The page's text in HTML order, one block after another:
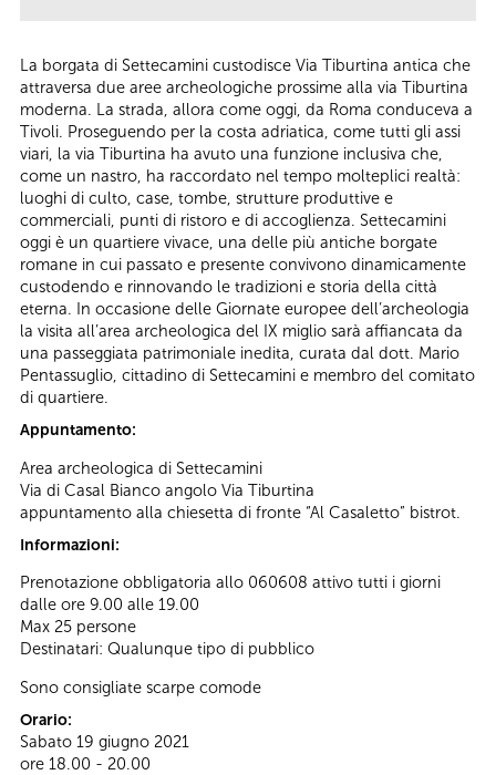
La borgata di Settecamini custodisce Via Tiburtina antica che
attraversa due aree archeologiche prossime alla via Tiburtina
moderna. La strada, allora come oggi, da Roma conduceva a
Tivoli. Proseguendo per la costa adriatica, come tutti gli assi
viari, la via Tiburtina ha avuto una funzione inclusiva che,
come un nastro, ha raccordato nel tempo molteplici realtà:
luoghi di culto, case, tombe, strutture produttive e
commerciali, punti di ristoro e di accoglienza. Settecamini
oggi è un quartiere vivace, una delle più antiche borgate
romane in cui passato e presente convivono dinamicamente
custodendo e rinnovando le tradizioni e storia della città
eterna. In occasione delle Giornate europee dell’archeologia
la visita all’area archeologica del IX miglio sarà affiancata da
una passeggiata patrimoniale inedita, curata dal dott. Mario
Pentassuglio, cittadino di Settecamini e membro del comitato
di quartiere.
Appuntamento:
Area archeologica di Settecamini
Via di Casal Bianco angolo Via Tiburtina
appuntamento alla chiesetta di fronte “Al Casaletto” bistrot.
Informazioni:
Prenotazione obbligatoria allo 060608 attivo tutti i giorni
dalle ore 9.00 alle 19.00
Max 25 persone
Destinatari: Qualunque tipo di pubblico
Sono consigliate scarpe comode
Orario:
Sabato 19 giugno 2021
ore 18.00 - 20.00